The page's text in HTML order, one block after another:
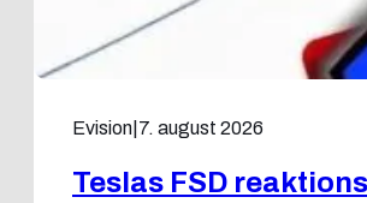
Evision 7. august 2026
Teslas FSD